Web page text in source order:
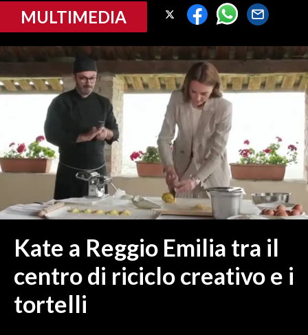
CRONACA SARDEGNA
PROVINCIA DI CAGLIARI
SULCIS IGLESIENTE
MEDIO CAMPIDANO
ORISTANO E PROVINCIA
SASSARI E PROVINCIA
GALLURA
NUORO E PROVINCIA
OGLIASTRA
ITALIA
MONDO
MULTIMEDIA
Kate a Reggio Emilia tra il
centro di riciclo creativo e i
tortelli